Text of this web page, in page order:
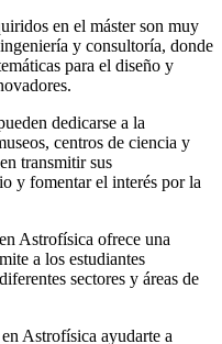
en el máster son muy
y consultoría, donde
para el diseño y
dedicarse a la
centros de ciencia y
transmitir sus
y fomentar el interés por la
Astrofísica ofrece una
a los estudiantes
sectores y áreas de
Astrofísica ayudarte a